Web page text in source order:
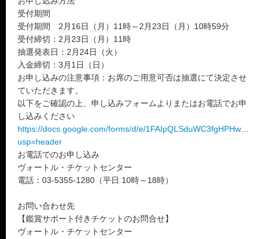
受付期間
受付期間 2月16日（月）11時～2月23日（月）10時59分
受付締切：2月23日（月）11時
抽選発表日：2月24日（火）
入金締切：3月1日（日）
お申し込みの注意事項：お席のご用意可否は抽選にて決定させ
ていただきます。
以下をご確認の上、申し込みフォームよりまたはお電話でお申
し込みください
https://docs.google.com/forms/d/e/
usp=header
お電話でのお申し込み
ヴォートル・チケットセンター
電話：03-5355-1280（平日 10時～18時）
お問い合わせ先
【鑑賞サポート付きチケットのお問合せ】
ヴォートル・チケットセンター